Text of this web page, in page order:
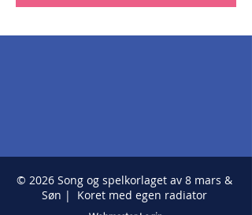
© 2026 Song og spelkorlaget av 8 mars &
Søn | Koret med egen radiator